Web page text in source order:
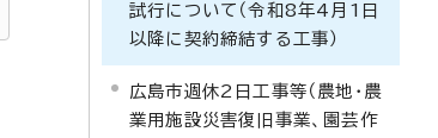
試行について（令和8年4月1日
以降に契約締結する工事）
広島市週休2日工事等（農地・農
業用施設災害復旧事業、園芸作